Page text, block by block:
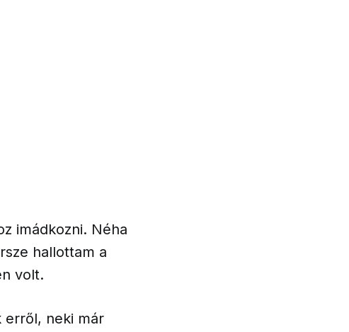
imádkozni. Néha
hallottam a
volt.
erről, neki már